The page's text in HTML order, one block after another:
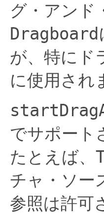
グ・アンド
Dragboard
が、特にド
に使用され
でサポート
たとえば、
チャ・ソー
参照は許可